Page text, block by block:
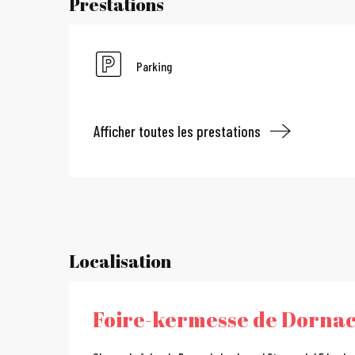
Parking
Afficher toutes les prestations
Localisation
Foire-kermesse de